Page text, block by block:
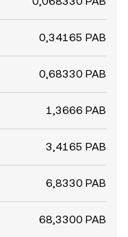
0,34165 PAB
0,68330 PAB
1,3666 PAB
3,4165 PAB
6,8330 PAB
68,3300 PAB